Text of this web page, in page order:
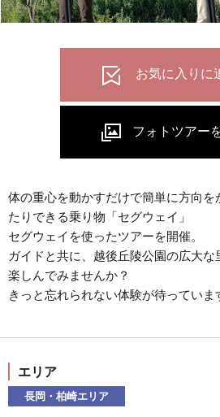
体の重心を動かすだけで簡単に方向を
たりできる乗り物「セグウェイ」
セグウェイを使ったツアーを開催。
ガイドと共に、越後丘陵公園の広大
楽しんでみませんか？
きっと忘れられない体験が待っていま
エリア
長岡・柏崎エリア